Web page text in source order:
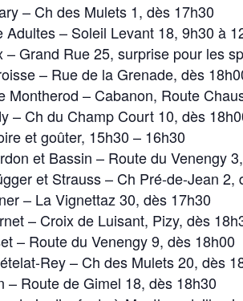
– Ch des Mulets 1, dès 17h30
Adultes – Soleil Levant 18, 9h30 à
– Grand Rue 25, surprise pour les
– Rue de la Grenade, dès
Montherod – Cabanon, Route
– Ch du Champ Court 10, dès
et goûter, 15h30 – 16h30
et Bassin – Route du Venengy
et Strauss – Ch Pré-de-Jean 2,
– La Vignettaz 30, dès 17h30
– Croix de Luisant, Pizy, dès
– Route du Venengy 9, dès 18h00
Rey – Ch des Mulets 20, dès
– Route de Gimel 18, dès 18h30